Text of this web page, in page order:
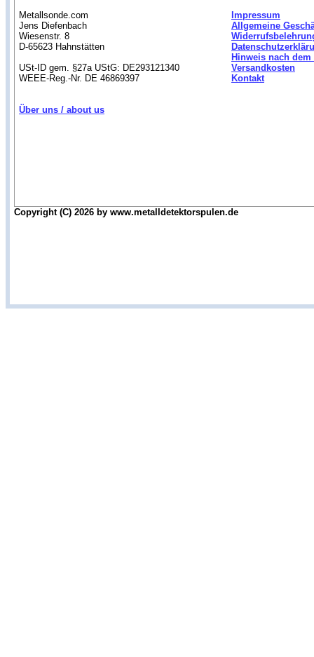
Metallsonde.com
Jens Diefenbach
Wiesenstr. 8
D-65623 Hahnstätten
USt-ID gem. §27a UStG: DE293121340
WEEE-Reg.-Nr. DE 46869397
Über uns / about us
Impressum
Allgemeine
Hinweis nach
Versandkosten
Kontakt
Copyright (C) 2026 by www.metalldetektorspulen.de